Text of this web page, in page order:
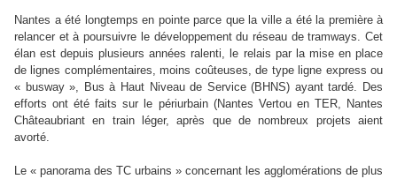
Nantes a été longtemps en pointe parce que la ville a été la première à
relancer et à poursuivre le développement du réseau de tramways. Cet
élan est depuis plusieurs années ralenti, le relais par la mise en place
de lignes complémentaires, moins coûteuses, de type ligne express ou
« busway », Bus à Haut Niveau de Service (BHNS) ayant tardé. Des
efforts ont été faits sur le périurbain (Nantes Vertou en TER, Nantes
Châteaubriant en train léger, après que de nombreux projets aient
avorté.
Le « panorama des TC urbains » concernant les agglomérations de plus